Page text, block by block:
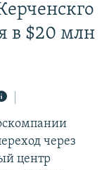
в $20 млн
через
центр